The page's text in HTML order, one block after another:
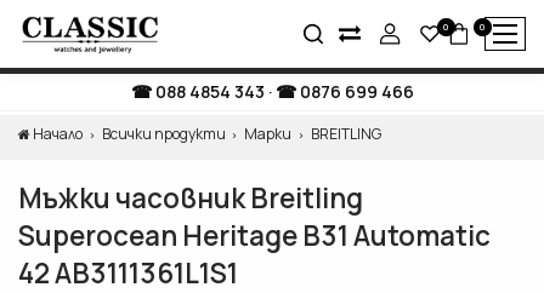
0 0
088 4854 343 · 0876 699 466
Начало Всички продукти Марки BREITLING
Мъжки часовник Breitling
Superocean Heritage B31 Automatic
42 AB3111361L1S1